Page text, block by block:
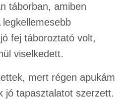
táborban, amiben
fej táboroztató volt,
viselkedett.
mert régen apukám
jó tapasztalatot szerzett.